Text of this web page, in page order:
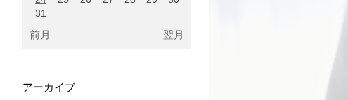
31
前月 翌月
アーカイブ